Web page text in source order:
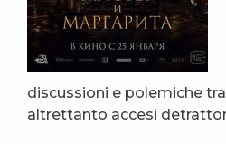
discussioni e polemiche
altrettanto accesi